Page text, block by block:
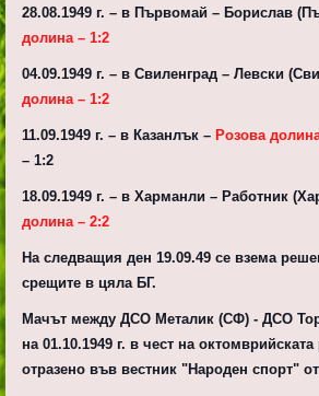
28.08.1949 г. – в Първомай – Борислав
долина – 1:2
04.09.1949 г. – в Свиленград – Левски
долина – 1:2
11.09.1949 г. – в Казанлък – Розова
– 1:2
18.09.1949 г. – в Харманли – Работник
долина – 2:2
На следващия ден 19.09.49 се взема
срещите в цяла БГ.
Мачът между ДСО Металик (СФ) - ДСО
на 01.10.1949 г. в чест на
отразено във вестник "Народен спорт" от